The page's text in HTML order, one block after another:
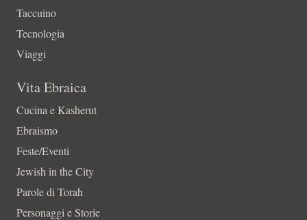
Taccuino
Tecnologia
Viaggi
Vita Ebraica
Cucina e Kasherut
Ebraismo
Feste/Eventi
Jewish in the City
Parole di Torah
Personaggi e Storie